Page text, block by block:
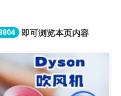
即可浏览本页内容